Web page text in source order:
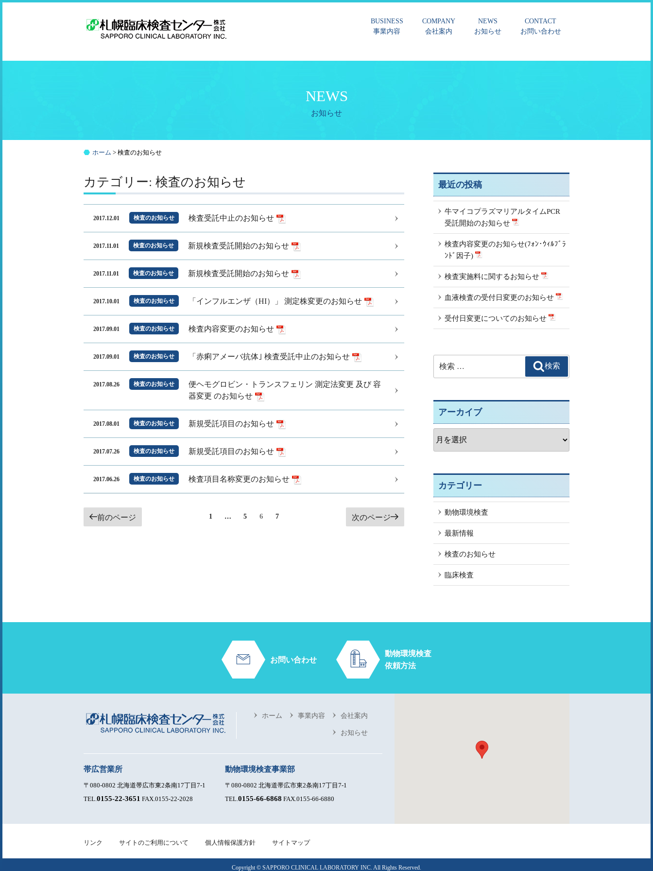
BUSINESS
事業内容
COMPANY
会社案内
NEWS
お知らせ
CONTACT
お問い合わせ
NEWS
お知らせ
ホーム > 検査のお知らせ
カテゴリー: 検査のお知らせ
2017.12.01 検査のお知らせ 検査受託中止のお知らせ
2017.11.01 検査のお知らせ 新規検査受託開始のお知らせ
2017.11.01 検査のお知らせ 新規検査受託開始のお知らせ
2017.10.01 検査のお知らせ 「インフルエンザ（HI）」 測定株変更のお知らせ
2017.09.01 検査のお知らせ 検査内容変更のお知らせ
2017.09.01 検査のお知らせ 「赤痢アメーバ抗体｣ 検査受託中止のお知らせ
2017.08.26 検査のお知らせ
便ヘモグロビン・トランスフェリン 測定法変更 及び 容
器変更 のお知らせ
2017.08.01 検査のお知らせ 新規受託項目のお知らせ
2017.07.26 検査のお知らせ 新規受託項目のお知らせ
2017.06.26 検査のお知らせ 検査項目名称変更のお知らせ
投
シ
前のページ
ペ
1 …
ペ
5
ペ
6
ペ
7 次のページ
最近の投稿
牛マイコプラズマリアルタイムPCR
受託開始のお知らせ
検査内容変更のお知らせ(ﾌｫﾝ･ｳｨﾙﾌﾞﾗ
ﾝﾄﾞ因子)
検査実施料に関するお知らせ
血液検査の受付日変更のお知らせ
受付日変更についてのお知らせ
索:
検索
アーカイブ
ー
カテゴリー
動物環境検査
最新情報
検査のお知らせ
臨床検査
お問い合わせ
動物環境検査
依頼方法
ホーム 事業内容 会社案内
お知らせ
帯広営業所
〒080-0802 北海道帯広市東2条南17丁目7-1
TEL. 0155-22-3651 FAX.0155-22-2028
動物環境検査事業部
〒080-0802 北海道帯広市東2条南17丁目7-1
TEL. 0155-66-6868 FAX.0155-66-6880
リンク サイトのご利用について 個人情報保護方針 サイトマップ
Copyright © SAPPORO CLINICAL LABORATORY INC. All Rights Reserved.